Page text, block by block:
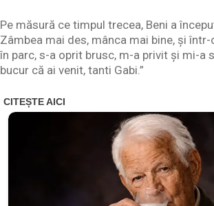
Pe măsură ce timpul trecea, Beni a
Zâmbea mai des, mânca mai bine, și
în parc, s-a oprit brusc, m-a privit și mi-a
bucur că ai venit, tanti Gabi.”